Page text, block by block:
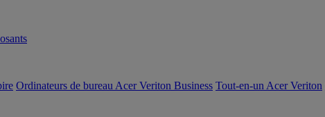
Ordinateurs de bureau Acer Veriton Business Tout-en-un Acer Veriton